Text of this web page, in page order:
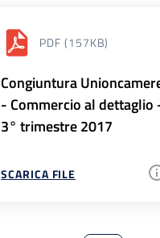
PDF (157KB)
Congiuntura
- Commercio al dettaglio
3° trimestre 2017
SCARICA FILE